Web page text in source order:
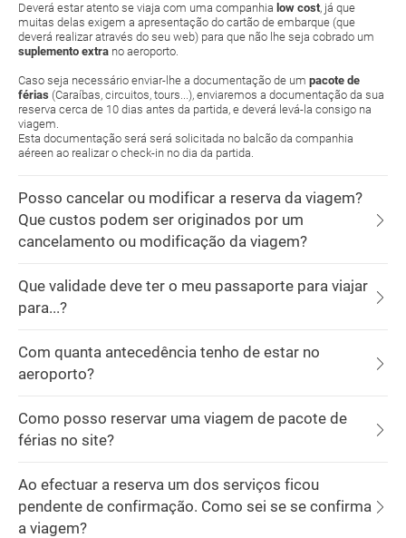
Deverá estar atento se viaja com uma companhia low cost, já que
muitas delas exigem a apresentação do cartão de embarque (que
deverá realizar através do seu web) para que não lhe seja cobrado um
suplemento extra no aeroporto.
Caso seja necessário enviar-lhe a documentação de um pacote de
férias (Caraíbas, circuitos, tours...), enviaremos a documentação da sua
reserva cerca de 10 dias antes da partida, e deverá levá-la consigo na
viagem.
Esta documentação será será solicitada no balcão da companhia
aéreen ao realizar o check-in no dia da partida.
Posso cancelar ou modificar a reserva da viagem?
Que custos podem ser originados por um
cancelamento ou modificação da viagem?
Que validade deve ter o meu passaporte para viajar
para...?
Com quanta antecedência tenho de estar no
aeroporto?
Como posso reservar uma viagem de pacote de
férias no site?
Ao efectuar a reserva um dos serviços ficou
pendente de confirmação. Como sei se se confirma
a viagem?